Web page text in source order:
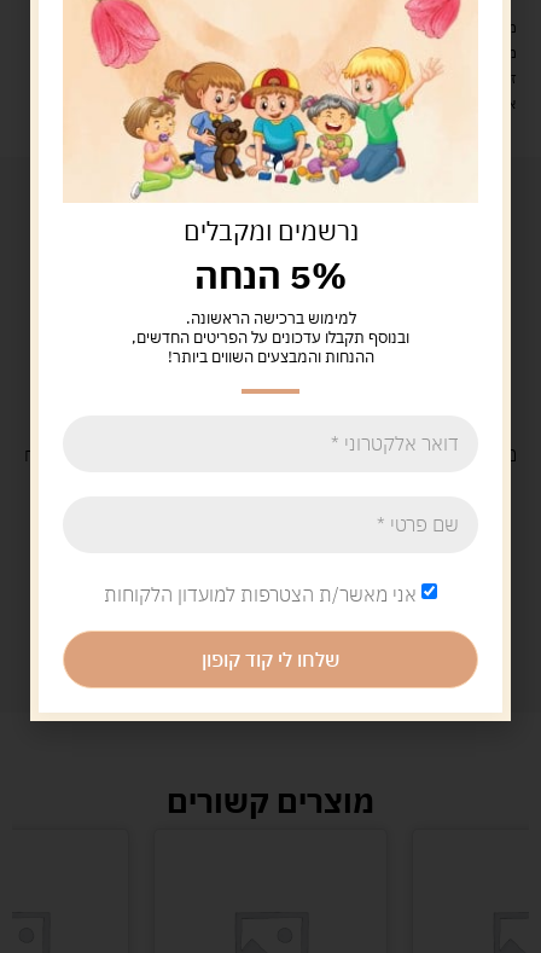
מעל 329 ש"ח, משלוח עם שליח עד הבית חינם! – 0 ₪
משלוח עם שליח עד הבית: 29 ש"ח
זמן אספקה: עד 4 ימי עסקים.
איסוף עצמי: מ"ביתר טויס" רחוב בניין דוד 18, ביתר עילית.
משלוח חינםבקנייה מעל 329 ש"ח
מוצרים קשורים
נרשמים ומקבלים
5% הנחה
למימוש ברכישה הראשונה.
ובנוסף תקבלו עדכונים על הפריטים החדשים,
ההנחות והמבצעים השווים ביותר!
אני מאשר/ת הצטרפות למועדון הלקוחות
שלחו לי קוד קופון